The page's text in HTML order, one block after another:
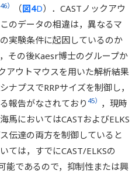
46） （図4D）．CASTノックアウ
のデータの相違は，異なるマ
実験条件に起因しているのか
その後Kaesr博士のグループか
アウトマウスを用いた解析結果
ナプスでRRPサイズを制御し，
報告がなされており 45） ，現時
馬においてはCASTおよびELKS
伝達の両方を制御していると
ては，すでにCAST/ELKSの
能であるので，抑制性または興